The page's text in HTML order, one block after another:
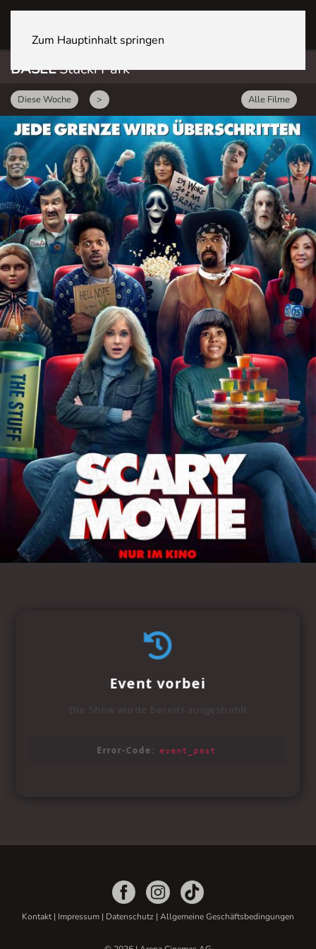
Zum Hauptinhalt springen
BASELStücki Park
Diese Woche > Alle Filme
Kontakt| Impressum | Datenschutz | Allgemeine Geschäftsbedingungen